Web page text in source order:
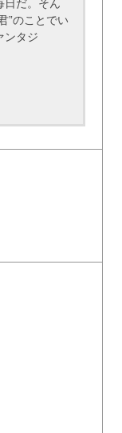
日だ。そん
”のことでい
ンタジ